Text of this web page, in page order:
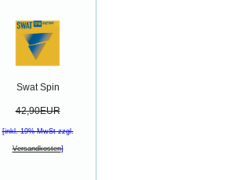
Swat Spin
42,90EUR
[inkl. 19% MwSt zzgl.
Versandkosten]